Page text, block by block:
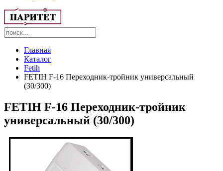
Главная
Каталог
Fetih
FETIH F-16 Переходник-тройник универсальный
(30/300)
FETIH F-16 Переходник-тройник
универсальный (30/300)